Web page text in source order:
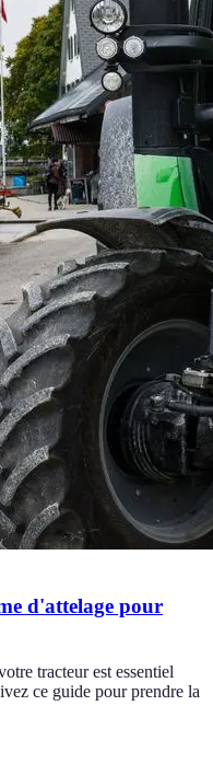
d'attelage pour
tracteur est essentiel
ce guide pour prendre la